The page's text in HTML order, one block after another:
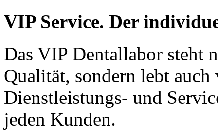
VIP Service. Der
Das VIP Dentallabor steht
Qualität, sondern lebt auch
Dienstleistungs- und
jeden Kunden.